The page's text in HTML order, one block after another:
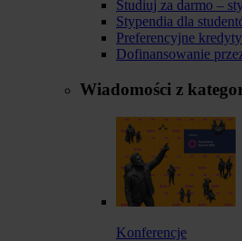
Studiuj za darmo –
Stypendia dla
Preferencyjne kredyty
Dofinansowanie
Wiadomości z
Konferencje